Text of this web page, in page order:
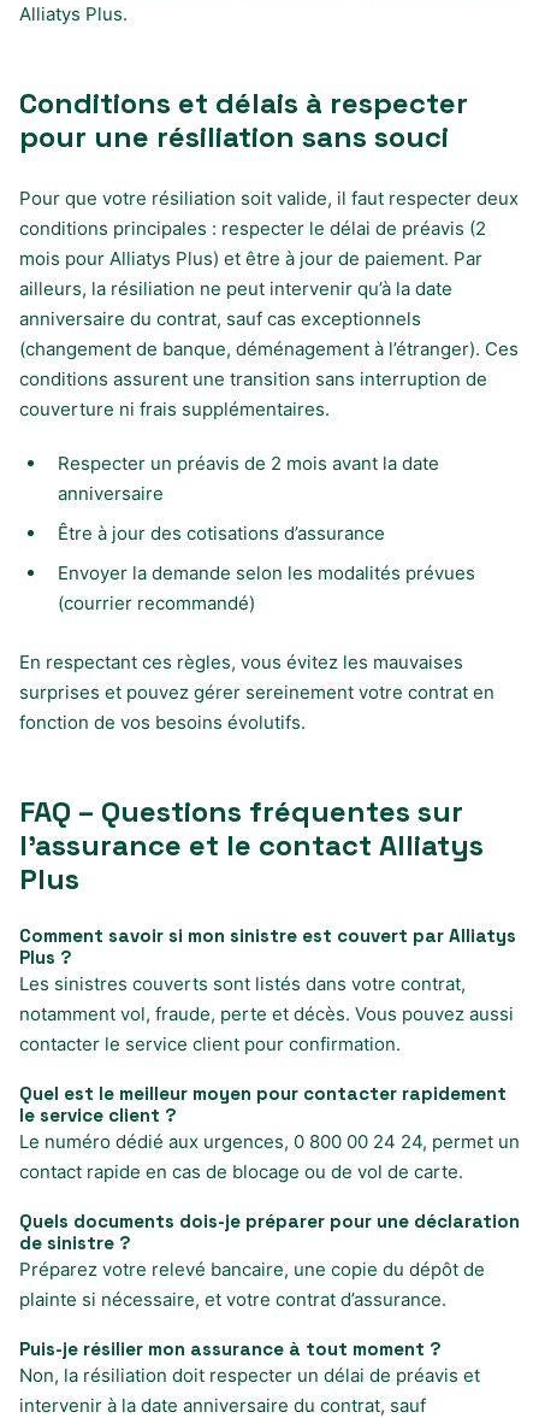
Alliatys Plus.
Conditions et délais à respecter
pour une résiliation sans souci
Pour que votre résiliation soit valide, il faut respecter deux
conditions principales : respecter le délai de préavis (2
mois pour Alliatys Plus) et être à jour de paiement. Par
ailleurs, la résiliation ne peut intervenir qu’à la date
anniversaire du contrat, sauf cas exceptionnels
(changement de banque, déménagement à l’étranger). Ces
conditions assurent une transition sans interruption de
couverture ni frais supplémentaires.
Respecter un préavis de 2 mois avant la date
anniversaire
Être à jour des cotisations d’assurance
Envoyer la demande selon les modalités prévues
(courrier recommandé)
En respectant ces règles, vous évitez les mauvaises
surprises et pouvez gérer sereinement votre contrat en
fonction de vos besoins évolutifs.
FAQ – Questions fréquentes sur
l’assurance et le contact Alliatys
Plus
Comment savoir si mon sinistre est couvert par Alliatys
Plus ?
Les sinistres couverts sont listés dans votre contrat,
notamment vol, fraude, perte et décès. Vous pouvez aussi
contacter le service client pour confirmation.
Quel est le meilleur moyen pour contacter rapidement
le service client ?
Le numéro dédié aux urgences, 0 800 00 24 24, permet un
contact rapide en cas de blocage ou de vol de carte.
Quels documents dois-je préparer pour une déclaration
de sinistre ?
Préparez votre relevé bancaire, une copie du dépôt de
plainte si nécessaire, et votre contrat d’assurance.
Puis-je résilier mon assurance à tout moment ?
Non, la résiliation doit respecter un délai de préavis et
intervenir à la date anniversaire du contrat, sauf